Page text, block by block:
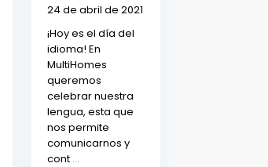
24 de abril de 2021
¡Hoy es el día del
idioma! En
MultiHomes
queremos
celebrar nuestra
lengua, esta que
nos permite
comunicarnos y
cont ...